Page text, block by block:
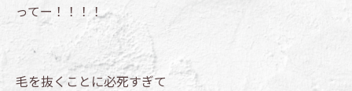
ってー！！！！
毛を抜くことに必死すぎて